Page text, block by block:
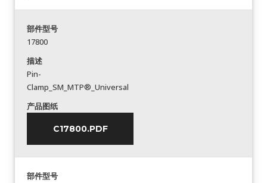
部件型号
17800
描述
Pin-
Clamp_SM_MTP®_Universal
产品图纸
C17800.PDF
部件型号